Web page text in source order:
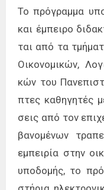
Το πρό­γραμ­μα
και έμπει­ρο
ται από τα
Οικο­νο­μι­κών,
κών του
πτες κα­θη­γη­τές
σεις από τον
βα­νο­μέ­νων
εμπει­ρία στην
υπο­δο­μής, το